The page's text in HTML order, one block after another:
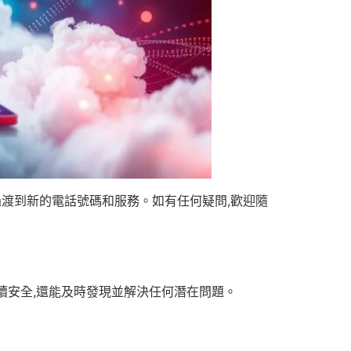
到新的電話號碼和服務。如有任何疑問,歡迎隨
全,還能及時發現並解決任何潛在問題。